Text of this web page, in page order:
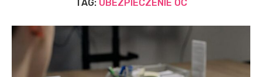
TAG: UBEZPIECZENIE OC